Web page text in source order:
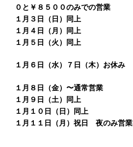
０と￥８５００のみでの営業
１月３日（日）同上
１月４日（月）同上
１月５日（火）同上
１月６日（水）７日（木）お休み
１月８日（金）〜通常営業
１月９日（土）同上
１月１０日（日）同上
１月１１日（月）祝日 夜のみ営業